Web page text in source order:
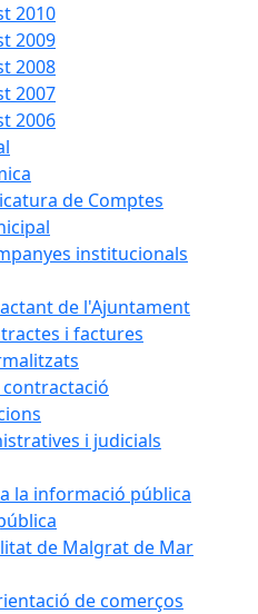
2010
2009
2008
2007
2006
de Comptes
institucionals
de l'Ajuntament
i factures
i judicials
a la informació pública
de Malgrat de Mar
de comerços